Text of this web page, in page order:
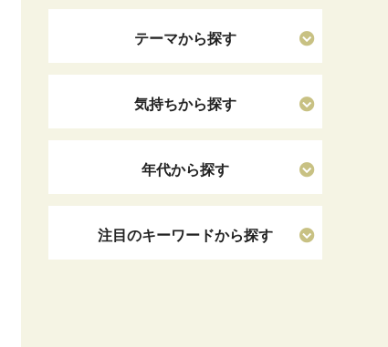
テーマから探す
気持ちから探す
年代から探す
注目のキーワードから探す